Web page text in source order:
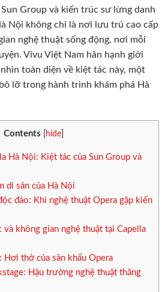
Group và kiến trúc sư lừng danh
Nội không chỉ là nơi lưu trú cao cấp
nghệ thuật sống động, nơi mỗi
Vivu Việt Nam hân hạnh giới
toàn diện về kiệt tác này, một
lỡ trong hành trình khám phá Hà
Contents hide
Hà Nội: Kiệt tác của Sun Group và
di sản của Hà Nội
đáo: Khi nghệ thuật Opera gặp kiến
và không gian nghệ thuật tại Capella
Hơi thở của sân khấu Opera
Hậu trường nghệ thuật thăng